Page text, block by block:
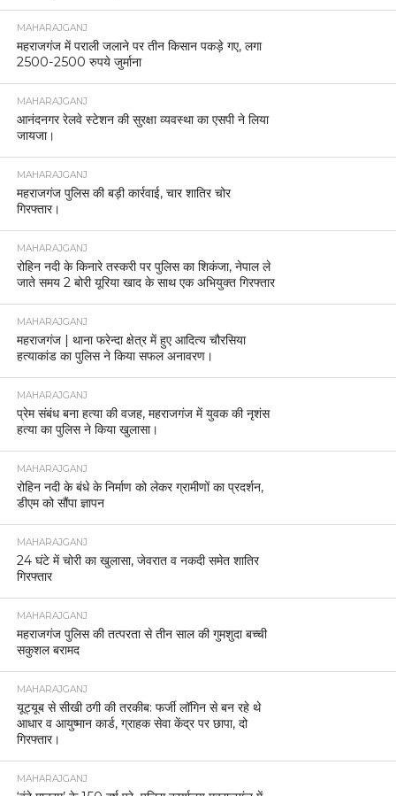
MAHARAJGANJ
महराजगंज में पराली जलाने पर तीन किसान पकड़े गए, लगा
2500-2500 रुपये जुर्माना
MAHARAJGANJ
आनंदनगर रेलवे स्टेशन की सुरक्षा व्यवस्था का एसपी ने लिया
जायजा।
MAHARAJGANJ
महराजगंज पुलिस की बड़ी कार्रवाई, चार शातिर चोर
गिरफ्तार।
MAHARAJGANJ
रोहिन नदी के किनारे तस्करी पर पुलिस का शिकंजा, नेपाल ले
जाते समय 2 बोरी यूरिया खाद के साथ एक अभियुक्त गिरफ्तार
MAHARAJGANJ
महराजगंज | थाना फरेन्दा क्षेत्र में हुए आदित्य चौरसिया
हत्याकांड का पुलिस ने किया सफल अनावरण।
MAHARAJGANJ
प्रेम संबंध बना हत्या की वजह, महराजगंज में युवक की नृशंस
हत्या का पुलिस ने किया खुलासा।
MAHARAJGANJ
रोहिन नदी के बंधे के निर्माण को लेकर ग्रामीणों का प्रदर्शन,
डीएम को सौंपा ज्ञापन
MAHARAJGANJ
24 घंटे में चोरी का खुलासा, जेवरात व नकदी समेत शातिर
गिरफ्तार
MAHARAJGANJ
महराजगंज पुलिस की तत्परता से तीन साल की गुमशुदा बच्ची
सकुशल बरामद
MAHARAJGANJ
यूट्यूब से सीखी ठगी की तरकीब: फर्जी लॉगिन से बन रहे थे
आधार व आयुष्मान कार्ड, ग्राहक सेवा केंद्र पर छापा, दो
गिरफ्तार।
MAHARAJGANJ